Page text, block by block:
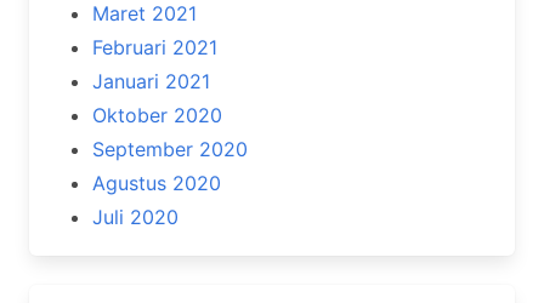
Maret 2021
Februari 2021
Januari 2021
Oktober 2020
September 2020
Agustus 2020
Juli 2020